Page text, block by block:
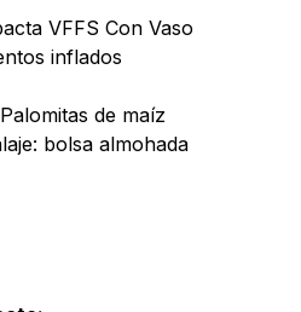
VFFS Con Vaso
inflados
de maíz
bolsa almohada